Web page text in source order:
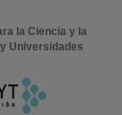
la Ciencia y la
Universidades